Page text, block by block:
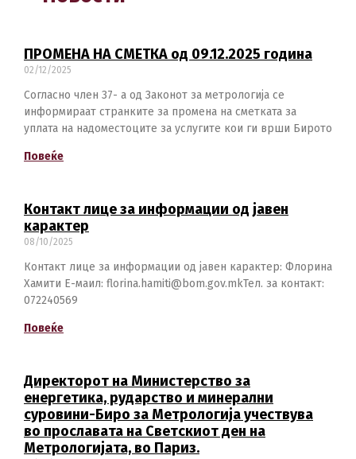
ПРОМЕНА НА СМЕТКА од 09.12.2025 година
02/12/2025
Согласно член 37- а од Законот за метрологија се
информираат странките за промена на сметката за
уплата на надоместоците за услугите кои ги врши Бирото
Повеќе
Контакт лице за информации од јавен
карактер
08/10/2025
Контакт лице за информации од јавен карактер: Флорина
Хамити Е-маил: florina.hamiti@bom.gov.mkТел. за контакт:
072240569
Повеќе
Директорот на Министерство за
енергетика, рударство и минерални
суровини-Биро за Метрологија учествува
во прославата на Светскиот ден на
Метрологијата, во Париз.